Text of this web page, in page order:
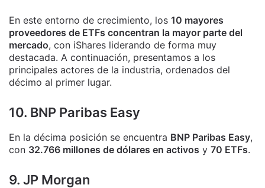
En este entorno de crecimiento, los 10 mayores
proveedores de ETFs concentran la mayor parte del
mercado, con iShares liderando de forma muy
destacada. A continuación, presentamos a los
principales actores de la industria, ordenados del
décimo al primer lugar.
10. BNP Paribas Easy
En la décima posición se encuentra BNP Paribas Easy,
con 32.766 millones de dólares en activos y 70 ETFs.
9. JP Morgan